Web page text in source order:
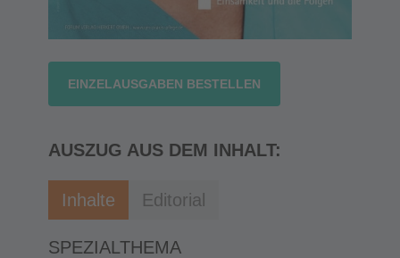
EINZELAUSGABEN BESTELLEN
AUSZUG AUS DEM INHALT:
Inhalte Editorial
SPEZIALTHEMA